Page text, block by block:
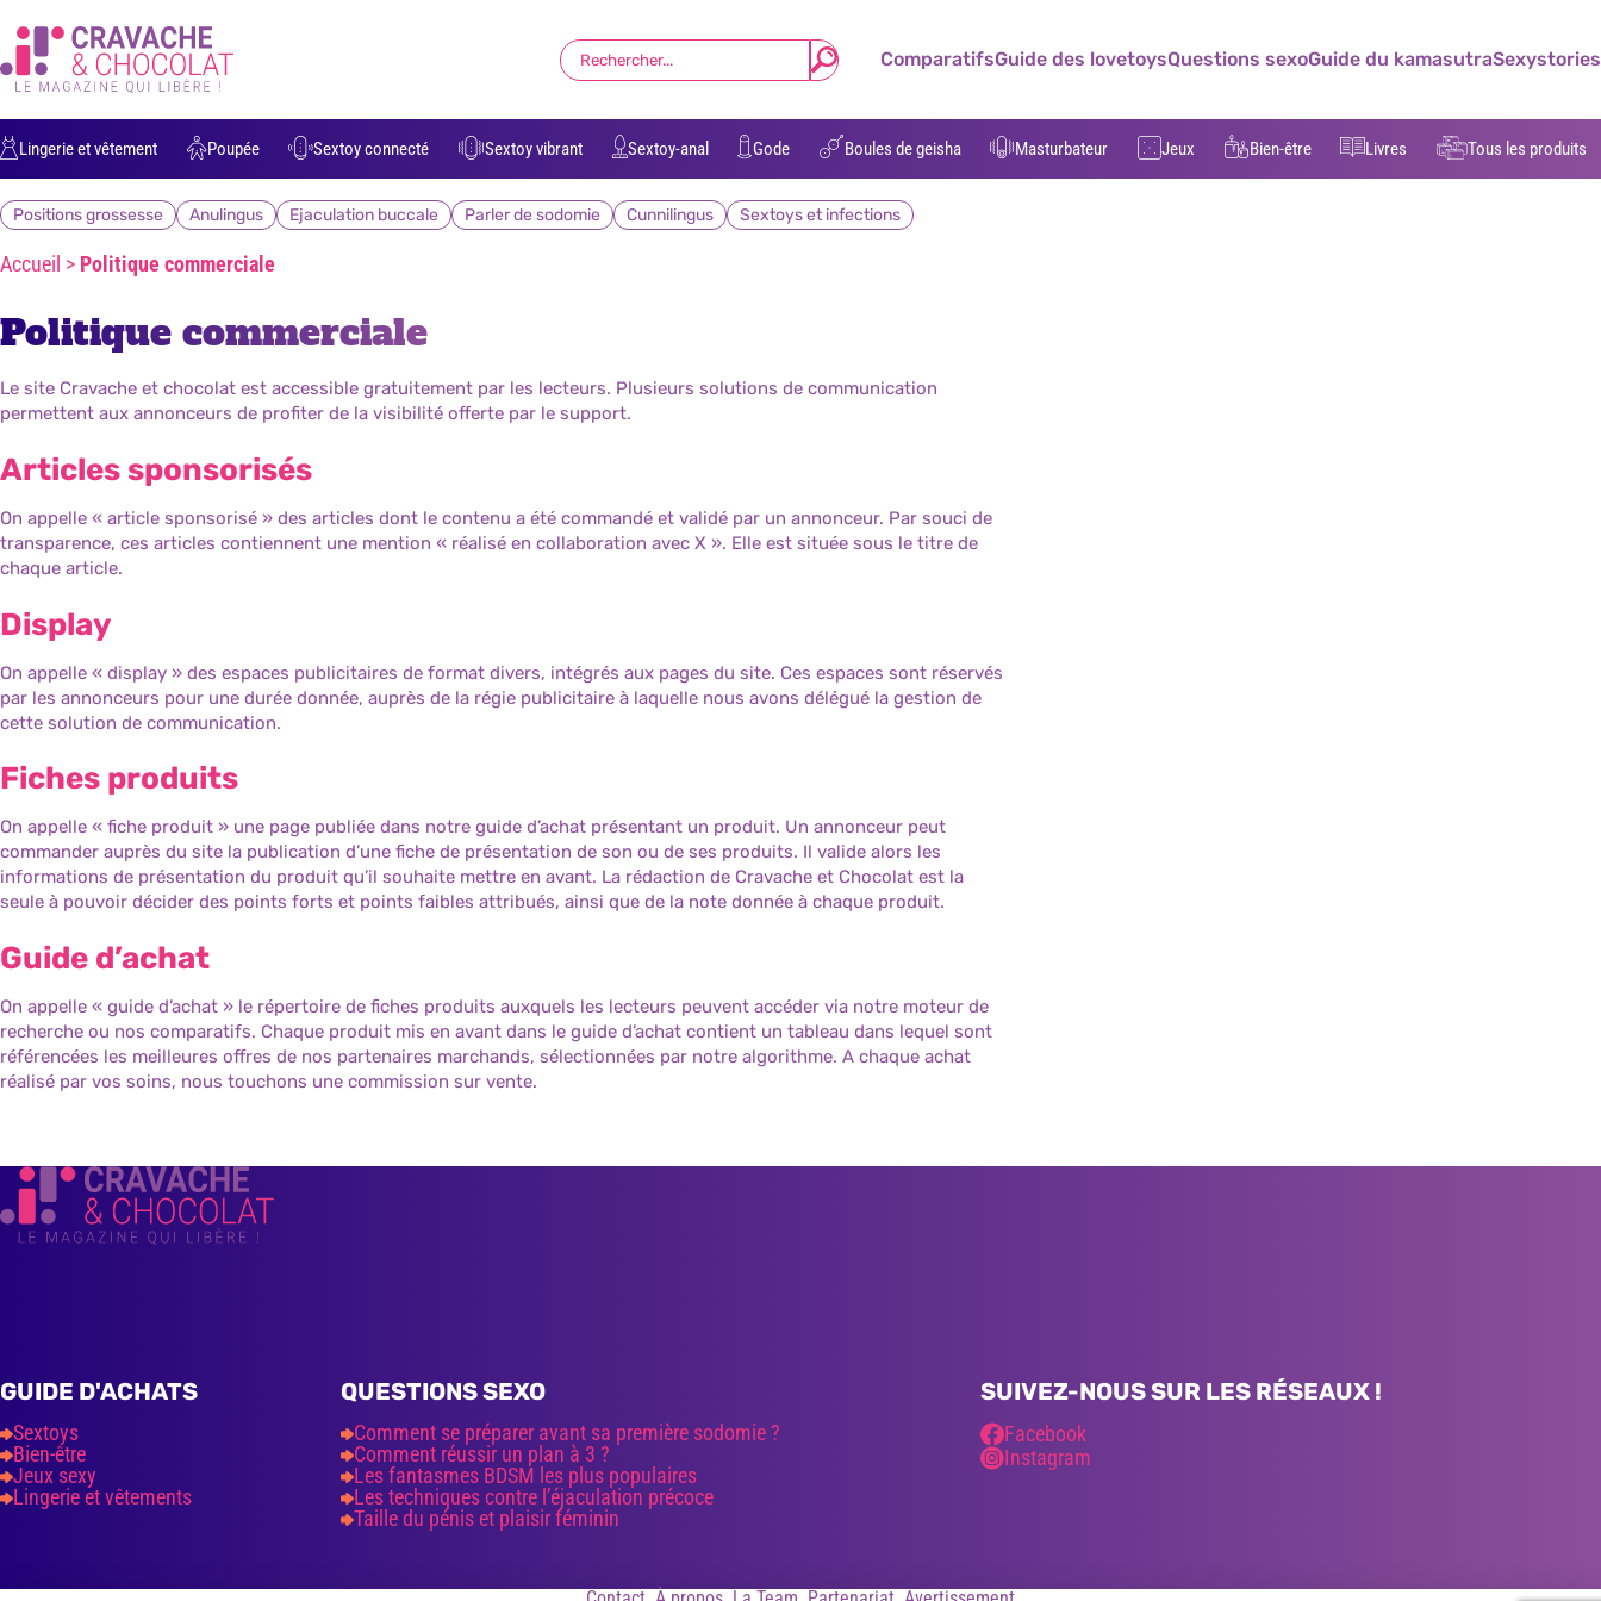
ComparatifsGuide des lovetoysQuestions sexoGuide du kamasutraSexystories
Lingerie et vêtement Poupée Sextoy connecté Sextoy vibrant Sextoy-anal Gode Boules de geisha Masturbateur Jeux Bien-être Livres Tous les produits
Positions grossesse Anulingus Ejaculation buccale Parler de sodomie Cunnilingus Sextoys et infections
Accueil > Politique commerciale
Politique commerciale
Le site Cravache et chocolat est accessible gratuitement par les lecteurs. Plusieurs solutions de communication
permettent aux annonceurs de profiter de la visibilité offerte par le support.
Articles sponsorisés
On appelle « article sponsorisé » des articles dont le contenu a été commandé et validé par un annonceur. Par souci de
transparence, ces articles contiennent une mention « réalisé en collaboration avec X ». Elle est située sous le titre de
chaque article.
Display
On appelle « display » des espaces publicitaires de format divers, intégrés aux pages du site. Ces espaces sont réservés
par les annonceurs pour une durée donnée, auprès de la régie publicitaire à laquelle nous avons délégué la gestion de
cette solution de communication.
Fiches produits
On appelle « fiche produit » une page publiée dans notre guide d’achat présentant un produit. Un annonceur peut
commander auprès du site la publication d’une fiche de présentation de son ou de ses produits. Il valide alors les
informations de présentation du produit qu’il souhaite mettre en avant. La rédaction de Cravache et Chocolat est la
seule à pouvoir décider des points forts et points faibles attribués, ainsi que de la note donnée à chaque produit.
Guide d’achat
On appelle « guide d’achat » le répertoire de fiches produits auxquels les lecteurs peuvent accéder via notre moteur de
recherche ou nos comparatifs. Chaque produit mis en avant dans le guide d’achat contient un tableau dans lequel sont
référencées les meilleures offres de nos partenaires marchands, sélectionnées par notre algorithme. A chaque achat
réalisé par vos soins, nous touchons une commission sur vente.
GUIDE D'ACHATS
Sextoys
Bien-être
Jeux sexy
Lingerie et vêtements
QUESTIONS SEXO
Comment se préparer avant sa première sodomie ?
Comment réussir un plan à 3 ?
Les fantasmes BDSM les plus populaires
Les techniques contre l’éjaculation précoce
Taille du pénis et plaisir féminin
SUIVEZ-NOUS SUR LES RÉSEAUX !
Facebook
Instagram